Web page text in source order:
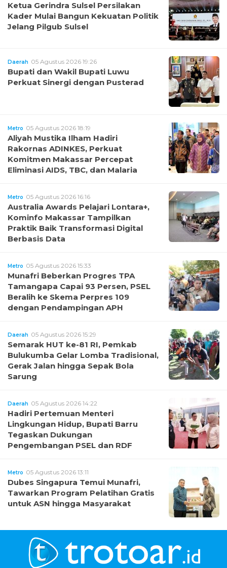
Ketua Gerindra Sulsel Persilakan
Kader Mulai Bangun Kekuatan Politik
Jelang Pilgub Sulsel
Daerah 05 Agustus 2026 19:26
Bupati dan Wakil Bupati Luwu
Perkuat Sinergi dengan Pusterad
Metro 05 Agustus 2026 18:19
Aliyah Mustika Ilham Hadiri
Rakornas ADINKES, Perkuat
Komitmen Makassar Percepat
Eliminasi AIDS, TBC, dan Malaria
Metro 05 Agustus 2026 16:16
Australia Awards Pelajari Lontara+,
Kominfo Makassar Tampilkan
Praktik Baik Transformasi Digital
Berbasis Data
Metro 05 Agustus 2026 15:33
Munafri Beberkan Progres TPA
Tamangapa Capai 93 Persen, PSEL
Beralih ke Skema Perpres 109
dengan Pendampingan APH
Daerah 05 Agustus 2026 15:29
Semarak HUT ke-81 RI, Pemkab
Bulukumba Gelar Lomba Tradisional,
Gerak Jalan hingga Sepak Bola
Sarung
Daerah 05 Agustus 2026 14:22
Hadiri Pertemuan Menteri
Lingkungan Hidup, Bupati Barru
Tegaskan Dukungan
Pengembangan PSEL dan RDF
Metro 05 Agustus 2026 13:11
Dubes Singapura Temui Munafri,
Tawarkan Program Pelatihan Gratis
untuk ASN hingga Masyarakat